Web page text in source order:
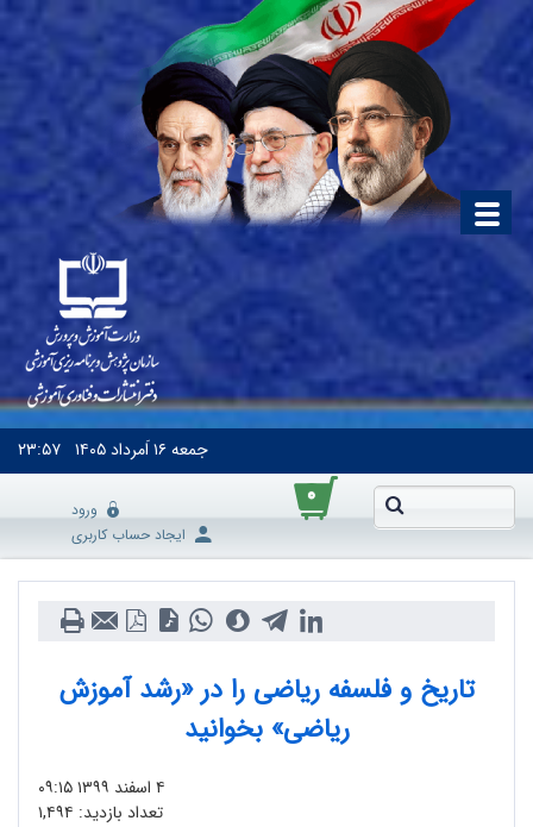
جمعه۱۶ اَمرداد ۱۴۰۵ ۲۳:۵۷
۰
ورود
ایجاد حساب کاربری
تاریخ و فلسفه ریاضی را در «رشد آموزش
ریاضی» بخوانید
۴ اسفند ۱۳۹۹
۰۹:۱۵
تعداد بازدید: ۱,۴۹۴